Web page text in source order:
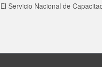
El Servicio Nacional de